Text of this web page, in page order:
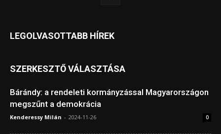
LEGOLVASOTTABB HÍREK
SZERKESZTŐ VÁLASZTÁSA
Bárándy: a rendeleti kormányzással Magyarországon
megszűnt a demokrácia
Kenderessy Milán - 2024-11-26 0